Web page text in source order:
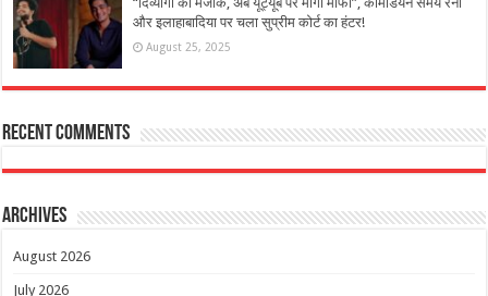
और इलाहाबादिया पर चला सुप्रीम कोर्ट का हंटर!
August 25, 2025
Recent Comments
Archives
August 2026
July 2026